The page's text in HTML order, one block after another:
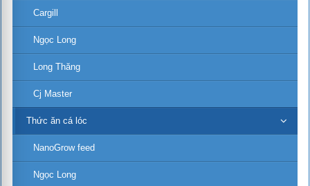
Cargill
Ngọc Long
Long Thăng
Cj Master
Thức ăn cá lóc
NanoGrow feed
Ngọc Long